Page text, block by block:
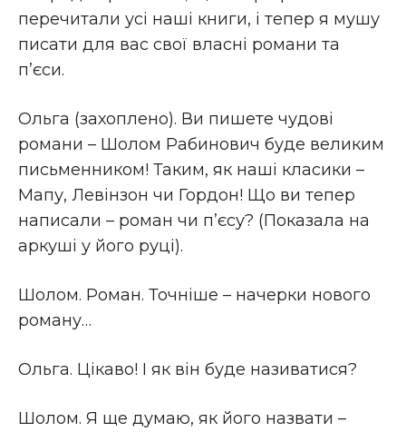
перечитали усі наші книги, і тепер я мушу
писати для вас свої власні романи та
п’єси.
Ольга (захоплено). Ви пишете чудові
романи – Шолом Рабинович буде великим
письменником! Таким, як наші класики –
Мапу, Левінзон чи Гордон! Що ви тепер
написали – роман чи п’єсу? (Показала на
аркуші у його руці).
Шолом. Роман. Точніше – начерки нового
роману…
Ольга. Цікаво! І як він буде називатися?
Шолом. Я ще думаю, як його назвати –